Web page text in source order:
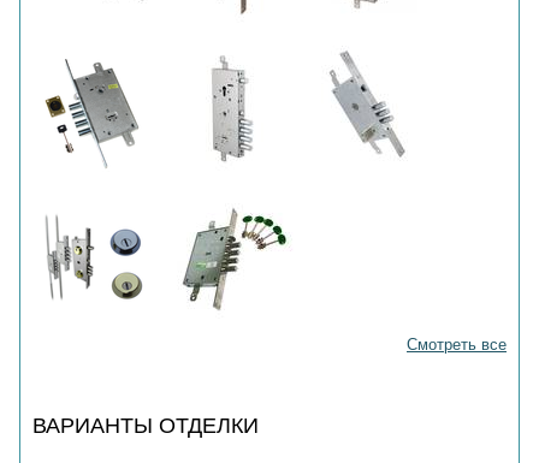
Смотреть все
ВАРИАНТЫ ОТДЕЛКИ